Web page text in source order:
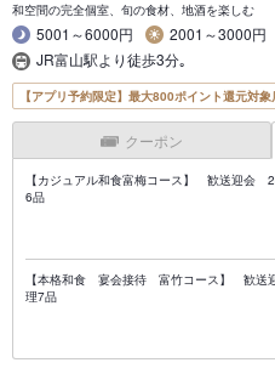
和空間の完全個室、旬の食材、地酒を楽しむ
5001～6000円
2001～3000円
JR富山駅より徒歩3分｡
【アプリ予約限定】最大800ポイント還元対象
クーポン
【カジュアル和食富梅コース】 歓送迎会
6品
【本格和食 宴会接待 富竹コース】 歓送
理7品